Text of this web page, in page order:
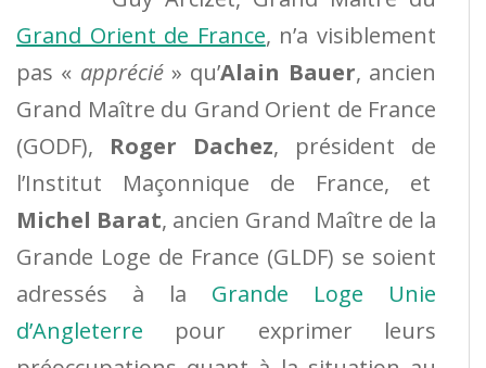
Grand Orient de France, n’a visiblement
pas « apprécié» qu’Alain Bauer, ancien
Grand Maître du Grand Orient de France
(GODF), Roger Dachez, président de
l’Institut Maçonnique de France, et
Michel Barat, ancien Grand Maître de la
Grande Loge de France (GLDF) se soient
adressés à la Grande Loge Unie
d’Angleterre pour exprimer leurs